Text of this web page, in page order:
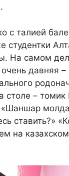
с талией
студентки
На самом
очень давняя
– томик
ставить?»
на